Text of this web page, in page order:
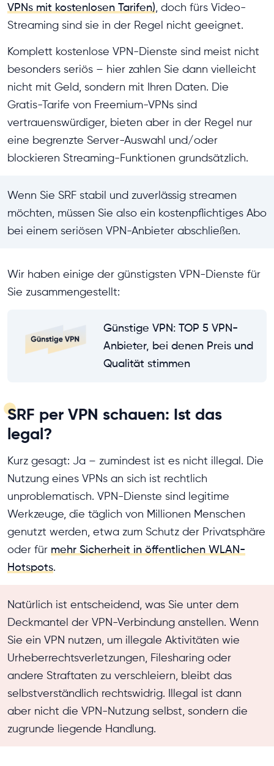
VPNs mit kostenlosen Tarifen), doch fürs Video-
Streaming sind sie in der Regel nicht geeignet.
Komplett kostenlose VPN-Dienste sind meist nicht
besonders seriös – hier zahlen Sie dann vielleicht
nicht mit Geld, sondern mit Ihren Daten. Die
Gratis-Tarife von Freemium-VPNs sind
vertrauenswürdiger, bieten aber in der Regel nur
eine begrenzte Server-Auswahl und/oder
blockieren Streaming-Funktionen grundsätzlich.
Wenn Sie SRF stabil und zuverlässig streamen
möchten, müssen Sie also ein kostenpflichtiges Abo
bei einem seriösen VPN-Anbieter abschließen.
Wir haben einige der günstigsten VPN-Dienste für
Sie zusammengestellt:
Günstige VPN: TOP 5 VPN-
Anbieter, bei denen Preis und
Qualität stimmen
SRF per VPN schauen: Ist das
legal?
Kurz gesagt: Ja – zumindest ist es nicht illegal. Die
Nutzung eines VPNs an sich ist rechtlich
unproblematisch. VPN-Dienste sind legitime
Werkzeuge, die täglich von Millionen Menschen
genutzt werden, etwa zum Schutz der Privatsphäre
oder für mehr Sicherheit in öffentlichen WLAN-
Hotspots.
Natürlich ist entscheidend, was Sie unter dem
Deckmantel der VPN-Verbindung anstellen. Wenn
Sie ein VPN nutzen, um illegale Aktivitäten wie
Urheberrechtsverletzungen, Filesharing oder
andere Straftaten zu verschleiern, bleibt das
selbstverständlich rechtswidrig. Illegal ist dann
aber nicht die VPN-Nutzung selbst, sondern die
zugrunde liegende Handlung.